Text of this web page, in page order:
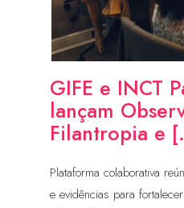
GIFE e INCT
lançam
Filantropia e
Plataforma colaborativa
e evidências para